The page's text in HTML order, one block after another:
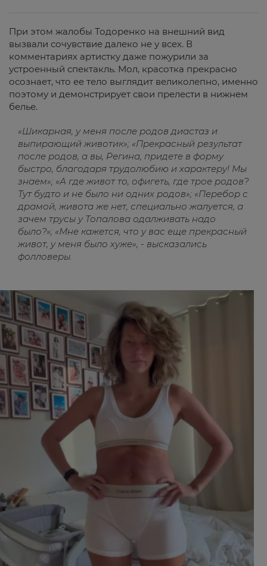
При этом жалобы Тодоренко на внешний вид
вызвали сочувствие далеко не у всех. В
комментариях артистку даже пожурили за
устроенный спектакль. Мол, красотка прекрасно
осознает, что ее тело выглядит великолепно, именно
поэтому и демонстрирует свои прелести в нижнем
белье.
«Шикарная, у меня после родов диастаз и
выпирающий животик»; «Прекрасный результат
после родов, а вы, Регина, придете в форму
быстро, благодаря трудолюбию и характеру! Мы
знаем»; «А где живот то, офигеть, где трое родов?
Тут будто и не было ни одних родов»; «Перебор с
драмой, живота же нет, специально жалуется, а
зачем трусы у Топалова одалживать надо
было?»; «Мне кажется, что у вас еще прекрасный
живот, у меня было хуже», - высказались
фолловеры.